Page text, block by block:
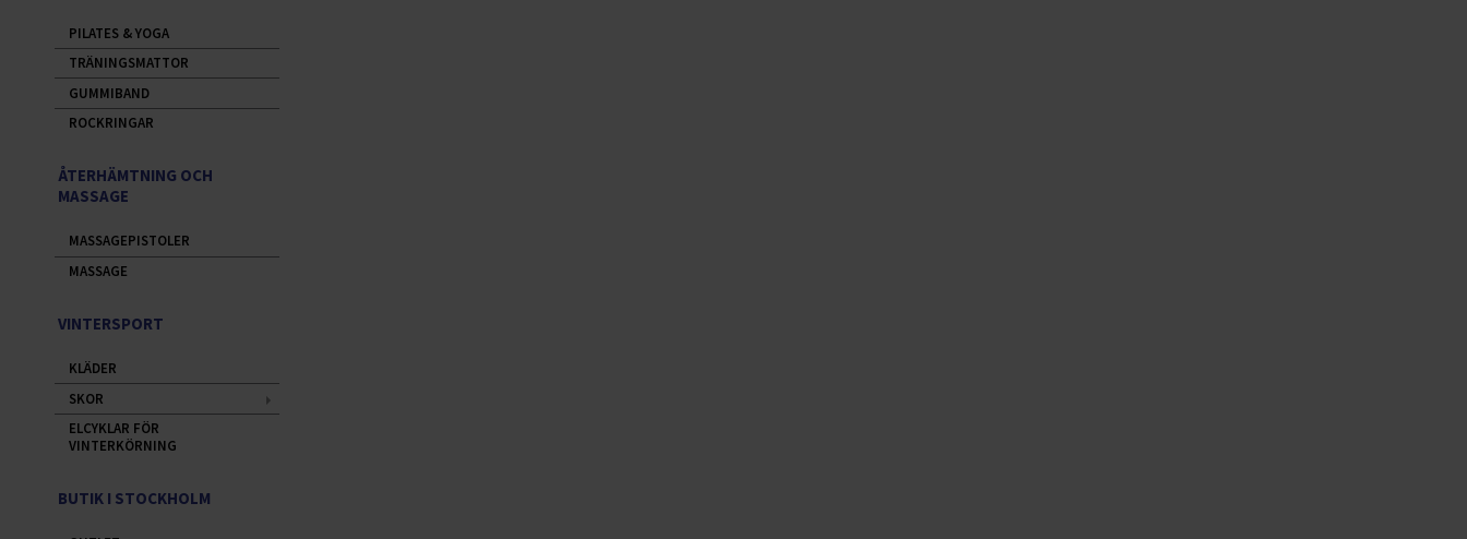
PILATES & YOGA
TRÄNINGSMATTOR
GUMMIBAND
ROCKRINGAR
ÅTERHÄMTNING OCH
MASSAGE
MASSAGEPISTOLER
MASSAGE
VINTERSPORT
KLÄDER
SKOR
ELCYKLAR FÖR
VINTERKÖRNING
BUTIK I STOCKHOLM